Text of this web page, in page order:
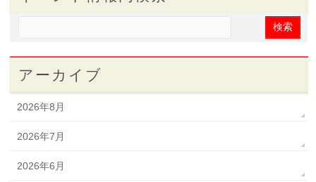
アーカイブ
2026年8月
2026年7月
2026年6月